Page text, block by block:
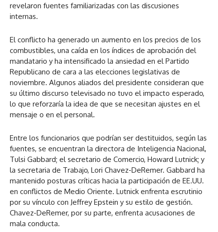
revelaron fuentes familiarizadas con las discusiones
internas.
El conflicto ha generado un aumento en los precios de los
combustibles, una caída en los índices de aprobación del
mandatario y ha intensificado la ansiedad en el Partido
Republicano de cara a las elecciones legislativas de
noviembre. Algunos aliados del presidente consideran que
su último discurso televisado no tuvo el impacto esperado,
lo que reforzaría la idea de que se necesitan ajustes en el
mensaje o en el personal.
Entre los funcionarios que podrían ser destituidos, según las
fuentes, se encuentran la directora de Inteligencia Nacional,
Tulsi Gabbard; el secretario de Comercio, Howard Lutnick; y
la secretaria de Trabajo, Lori Chavez-DeRemer. Gabbard ha
mantenido posturas críticas hacia la participación de EE.UU.
en conflictos de Medio Oriente. Lutnick enfrenta escrutinio
por su vínculo con Jeffrey Epstein y su estilo de gestión.
Chavez-DeRemer, por su parte, enfrenta acusaciones de
mala conducta.